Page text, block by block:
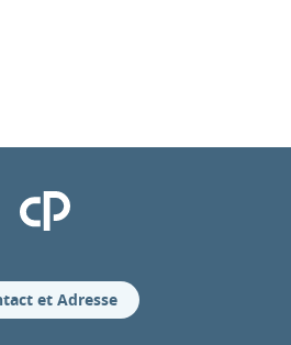
Clinique Pasteur
et Adresse